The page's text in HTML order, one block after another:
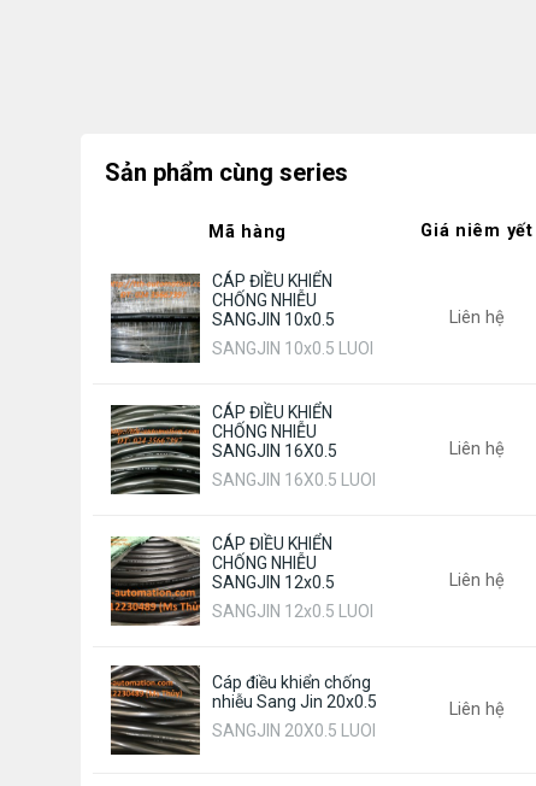
Sản phẩm cùng series
Mã hàng Giá niêm yết
CÁP ĐIỀU KHIỂN
CHỐNG NHIỄU
SANGJIN 10x0.5
SANGJIN 10x0.5 LUOI
Liên hệ
CÁP ĐIỀU KHIỂN
CHỐNG NHIỄU
SANGJIN 16X0.5
SANGJIN 16X0.5 LUOI
Liên hệ
CÁP ĐIỀU KHIỂN
CHỐNG NHIỄU
SANGJIN 12x0.5
SANGJIN 12x0.5 LUOI
Liên hệ
Cáp điều khiển chống
nhiễu Sang Jin 20x0.5
SANGJIN 20X0.5 LUOI
Liên hệ